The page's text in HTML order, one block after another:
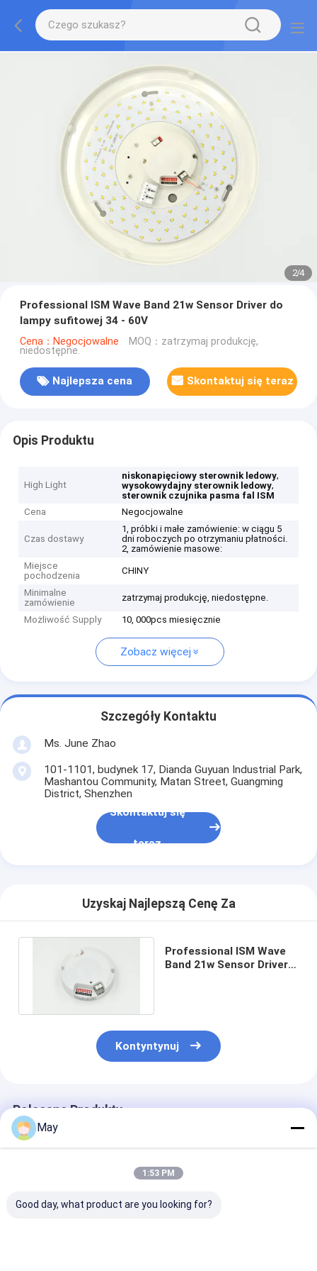
2/4
Professional ISM Wave Band 21w Sensor Driver do
lampy sufitowej 34 - 60V
Cena：Negocjowalne MOQ：zatrzymaj produkcję,
niedostępne.
Najlepsza cena Skontaktuj się teraz
Opis Produktu
High Light
niskonapięciowy sterownik ledowy,
wysokowydajny sterownik ledowy,
sterownik czujnika pasma fal ISM
Cena
Negocjowalne
Czas dostawy
1, próbki i małe zamówienie: w ciągu 5
dni roboczych po otrzymaniu płatności.
2, zamówienie masowe:
Miejsce
pochodzenia
CHINY
Minimalne
zamówienie
zatrzymaj produkcję, niedostępne.
Możliwość Supply 10, 000pcs miesięcznie
Zobacz więcej
Szczegóły Kontaktu
Ms. June Zhao
101-1101, budynek 17, Dianda Guyuan Industrial Park,
Mashantou Community, Matan Street, Guangming
District, Shenzhen
Skontaktuj się
teraz
Uzyskaj Najlepszą Cenę Za
Professional ISM Wave
Band 21w Sensor Driver
Kontyntynuj
Polecane Produkty
May
1:53 PM
Good day, what product are you looking for?